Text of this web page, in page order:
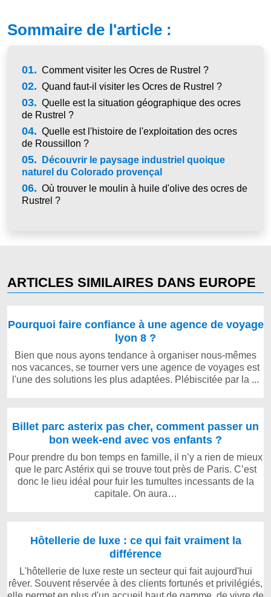
Sommaire de l'article :
01. Comment visiter les Ocres de Rustrel ?
02. Quand faut-il visiter les Ocres de Rustrel ?
03. Quelle est la situation géographique des ocres
de Rustrel ?
04. Quelle est l'histoire de l'exploitation des ocres
de Roussillon ?
05.
Découvrir le paysage industriel quoique
naturel du Colorado provençal
06. Où trouver le moulin à huile d'olive des ocres de
Rustrel ?
ARTICLES SIMILAIRES DANS EUROPE
Pourquoi faire confiance à une agence de voyage
lyon 8 ?
Bien que nous ayons tendance à organiser nous-mêmes
nos vacances, se tourner vers une agence de voyages est
l'une des solutions les plus adaptées. Plébiscitée par la ...
Billet parc asterix pas cher, comment passer un
bon week-end avec vos enfants ?
Pour prendre du bon temps en famille, il n’y a rien de mieux
que le parc Astérix qui se trouve tout près de Paris. C’est
donc le lieu idéal pour fuir les tumultes incessants de la
capitale. On aura…
Hôtellerie de luxe : ce qui fait vraiment la
différence
L'hôtellerie de luxe reste un secteur qui fait aujourd'hui
rêver. Souvent réservée à des clients fortunés et privilégiés,